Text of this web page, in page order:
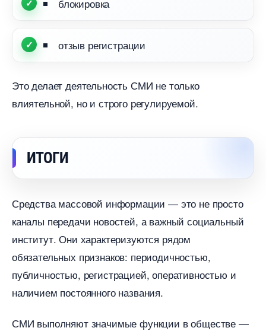
локировка
отзыв регистрации
Это делает деятельность СМИ не только
лиятельной, но и строго регулируемой.
ИТОГИ
Средства массовой информации — это не просто
каналы передачи новостей, а важный социальный
институт. Они характеризуются рядом
обязательных признаков: периодичностью,
публичностью, регистрацией, оперативностью и
наличием постоянного названия.
СМИ выполняют значимые функции в обществе —